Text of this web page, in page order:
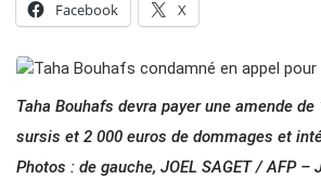
Facebook X
Taha Bouhafs devra payer une amende
sursis et 2 000 euros de dommages et
Photos : de gauche, JOEL SAGET / AFP –